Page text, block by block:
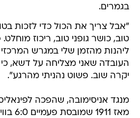
בגמרים.
"אבל צריך את הכול כדי לזכות
טוב, כושר גופני טוב, ריכוז
ליהנות מהזמן שלי במגרש המרכזי
העובדה שאני מצליחה על דשא, כי
יקרה שוב. פשוט נהניתי מהרגע".
מנגד אניסימובה, שהפכה
מאז